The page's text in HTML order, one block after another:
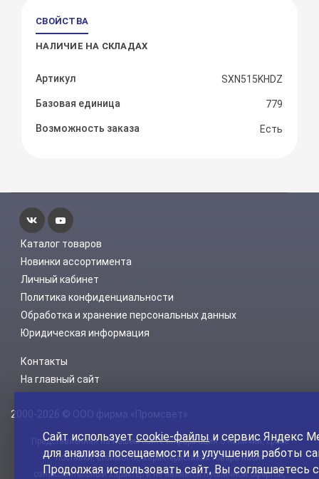
СВОЙСТВА
НАЛИЧИЕ НА СКЛАДАХ
Артикул SXN515KHDZ
Базовая единица 779
Возможность заказа Есть
Каталог товаров
Новинки ассортимента
Личный кабинет
Политика конфиденциальности
Обработка и хранение персональных данных
Юридическая информация
Контакты
На главный сайт
2000-2026 © ООО фирма «Промсвет»
Представленная на нашем сайте информация о наличии, сроке
поставки, стоимости, характеристиках товара носит
ознакомительный характер и не является публичной офертой,
Сайт используетcookie-файлы и сервис Яндекс
для анализа посещаемости и улучшения работы
Продолжая использовать сайт, Вы соглашаетесь